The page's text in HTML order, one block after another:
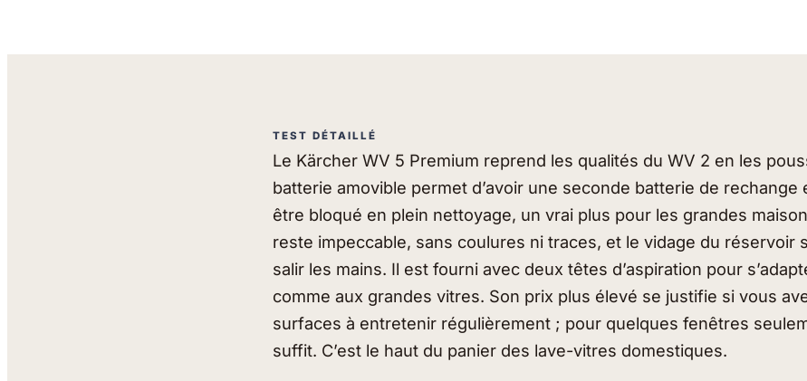
TEST DÉTAILLÉ
Le Kärcher WV 5 Premium reprend les qualités du WV 2 en les
batterie amovible permet d’avoir une seconde batterie de rechange
être bloqué en plein nettoyage, un vrai plus pour les grandes
reste impeccable, sans coulures ni traces, et le vidage du réservoir
salir les mains. Il est fourni avec deux têtes d’aspiration pour
comme aux grandes vitres. Son prix plus élevé se justifie si vous
surfaces à entretenir régulièrement ; pour quelques fenêtres
suffit. C’est le haut du panier des lave-vitres domestiques.